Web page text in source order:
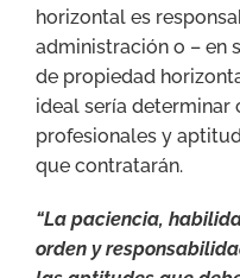
horizontal es
administración o – en
de propiedad
ideal sería determinar
profesionales y
que contratarán.
“La paciencia,
orden y